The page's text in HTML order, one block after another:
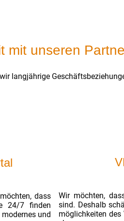
mit unseren
langjährige
dass
24/7 finden
und
Wir möchten,
sind. Deshalb
möglichkeiten des